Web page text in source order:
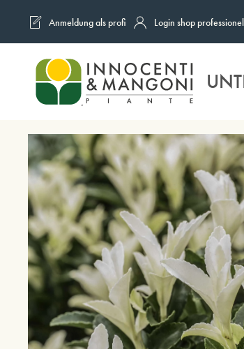
Skip to main content
Anmeldung als profi Login shop